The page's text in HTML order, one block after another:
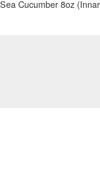
Cucumber 8oz